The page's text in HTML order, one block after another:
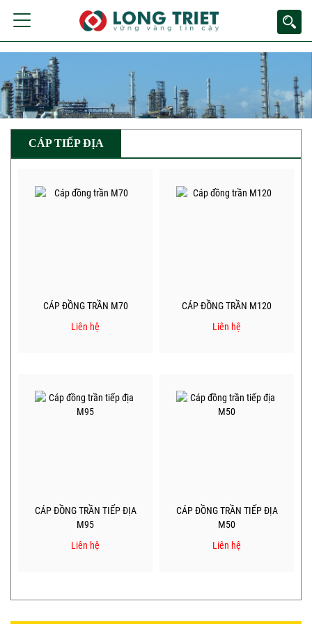
CÁP TIẾP ĐỊA
CÁP ĐỒNG TRẦN M70
Liên hệ
CÁP ĐỒNG TRẦN M120
Liên hệ
CÁP ĐỒNG TRẦN TIẾP ĐỊA
M95
Liên hệ
CÁP ĐỒNG TRẦN TIẾP ĐỊA
M50
Liên hệ